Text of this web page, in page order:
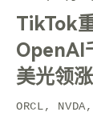
TikTok
OpenAI
美光领涨
ORCL,